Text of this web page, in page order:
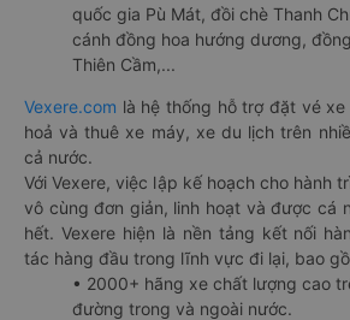
quốc gia Pù Mát, đồi chè Thanh
cánh đồng hoa hướng dương,
Thiên Cầm,...
Vexere.com là hệ thống hỗ trợ đặt vé
hoả và thuê xe máy, xe du lịch trên
cả nước.
Với Vexere, việc lập kế hoạch cho hành
vô cùng đơn giản, linh hoạt và được cá
hết. Vexere hiện là nền tảng kết nối
tác hàng đầu trong lĩnh vực đi lại, bao
• 2000+ hãng xe chất lượng cao
đường trong và ngoài nước.